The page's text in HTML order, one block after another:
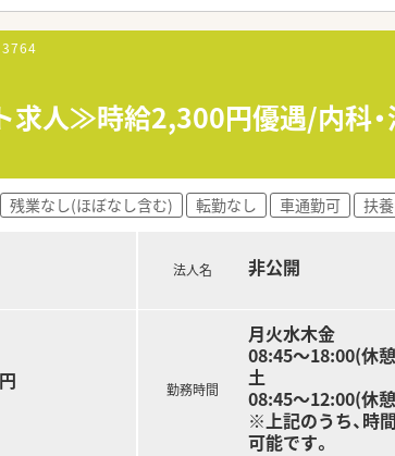
求人≫時給2,300円優遇/内科
残業なし(ほぼなし含む) 転勤なし 車通勤可 扶
法人名 非公開
勤務時間
月火水木金
08:45～18:00(休
土
08:45～12:00(休
※上記のうち、時
可能です。